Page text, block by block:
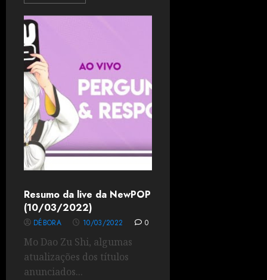
Resumo da live da NewPOP
(10/03/2022)
DÉBORA 10/03/2022 0
Mo Dao Zu Shi, algumas
atualizações dos títulos
anunciados...